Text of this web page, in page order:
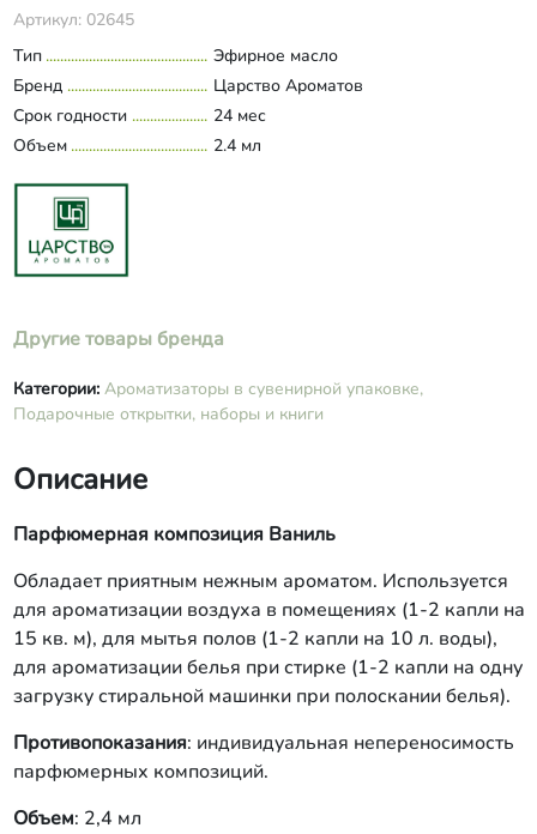
Артикул: 02645
Тип
Эфирное масло
Бренд
Царство Ароматов
Срок годности
24 мес
Объем
2.4 мл
Другие товары бренда
Категории: Ароматизаторы в сувенирной упаковке,
Подарочные открытки, наборы и книги
Описание
Парфюмерная композиция Ваниль
Обладает приятным нежным ароматом. Используется
для ароматизации воздуха в помещениях (1-2 капли на
15 кв. м), для мытья полов (1-2 капли на 10 л. воды),
для ароматизации белья при стирке (1-2 капли на одну
загрузку стиральной машинки при полоскании белья).
Противопоказания: индивидуальная непереносимость
парфюмерных композиций.
Объем: 2,4 мл